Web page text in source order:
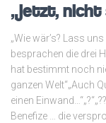
„jetzt, nicht
„Wie wär’s? Lass
besprachen die drei
hat bestimmt noch
ganzen Welt“„Auch
einen
Benefize … die